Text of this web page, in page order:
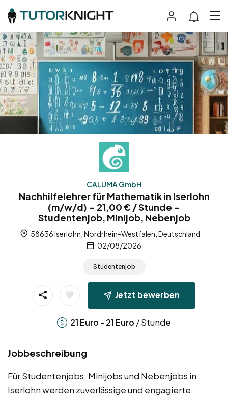
CALUMA GmbH
Nachhilfelehrer für Mathematik in Iserlohn
(m/w/d) – 21,00 € / Stunde –
Studentenjob, Minijob, Nebenjob
58636 Iserlohn, Nordrhein-Westfalen, Deutschland
02/08/2026
Studentenjob
Jetzt bewerben
21 Euro - 21 Euro / Stunde
Jobbeschreibung
Für Studentenjobs, Minijobs und Nebenjobs in
Iserlohn werden zuverlässige und engagierte